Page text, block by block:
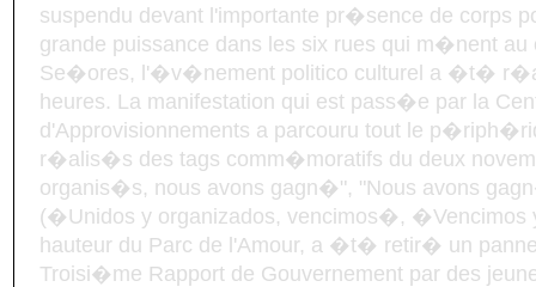
suspendu devant l'importante pr�sence de corps
grande puissance dans les six rues qui m�nent au
Se�ores, l'�v�nement politico culturel a �t�
heures. La manifestation qui est pass�e par la
d'Approvisionnements a parcouru tout le
r�alis�s des tags comm�moratifs du deux
organis�s, nous avons gagn�", "Nous avons
(�Unidos y organizados, vencimos�,
hauteur du Parc de l'Amour, a �t� retir� un
Troisi�me Rapport de Gouvernement par des